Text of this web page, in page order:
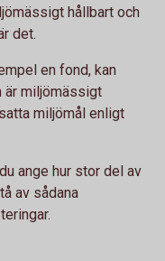
hållbart och
det.
en fond, kan
är miljömässigt
miljömål enligt
ange hur stor del av
av sådana